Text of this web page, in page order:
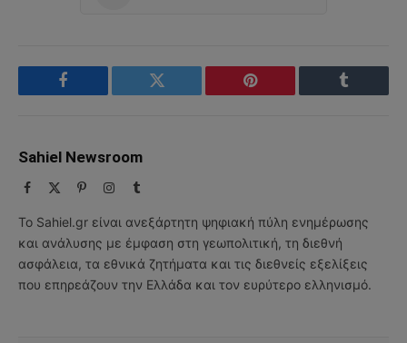
Facebook Twitter Pinterest Tumblr
Sahiel Newsroom
Facebook PinterestInstagram
Tumblr
Το Sahiel.gr είναι ανεξάρτητη ψηφιακή πύλη ενημέρωσης
και ανάλυσης με έμφαση στη γεωπολιτική, τη διεθνή
ασφάλεια, τα εθνικά ζητήματα και τις διεθνείς εξελίξεις
που επηρεάζουν την Ελλάδα και τον ευρύτερο ελληνισμό.